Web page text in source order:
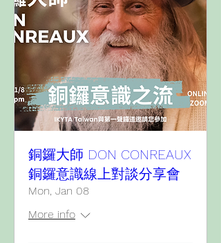
銅鑼大師 DON CONREAUX
銅鑼意識線上對談分享會
Mon, Jan 08
More info